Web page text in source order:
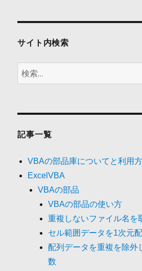
ョ
ン
サイト内検索
検
索:
記事一覧
VBAの部品庫についてと利用
ExcelVBA
VBAの部品
VBAの部品の使い方
重複しないファイル名を
セル範囲データを1次元
配列データを重複を除外
数